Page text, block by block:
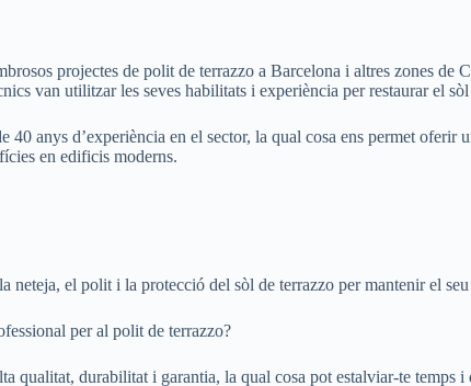
projectes de polit de terrazzo a Barcelona i altres zones de
van utilitzar les seves habilitats i experiència per restaurar el
40 anys d’experiència en el sector, la qual cosa ens permet
en edificis moderns.
neteja, el polit i la protecció del sòl de terrazzo per mantenir el
per al polit de terrazzo?
qualitat, durabilitat i garantia, la qual cosa pot estalviar-te temps